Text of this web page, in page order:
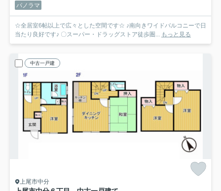
パノラマ
☆全居室6帖以上で広々とした空間です☆ ♪南向きワイドバルコニーで日
当たり良好です♪ 〇スーパー・ドラッグストア徒歩圏... もっと見る
中古一戸建
上尾市中分